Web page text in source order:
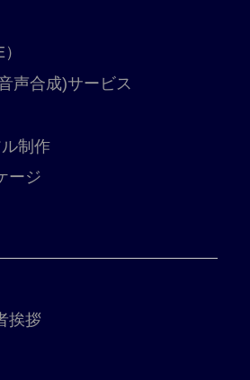
声合成)サービス
制作
ージ
挨拶